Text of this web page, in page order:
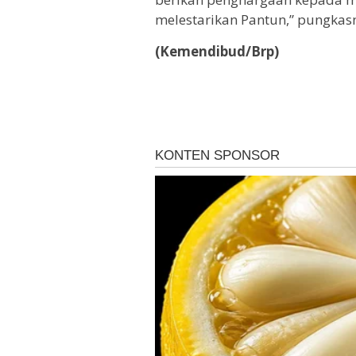
melestarikan Pantun,”
(Kemendibud/Brp)